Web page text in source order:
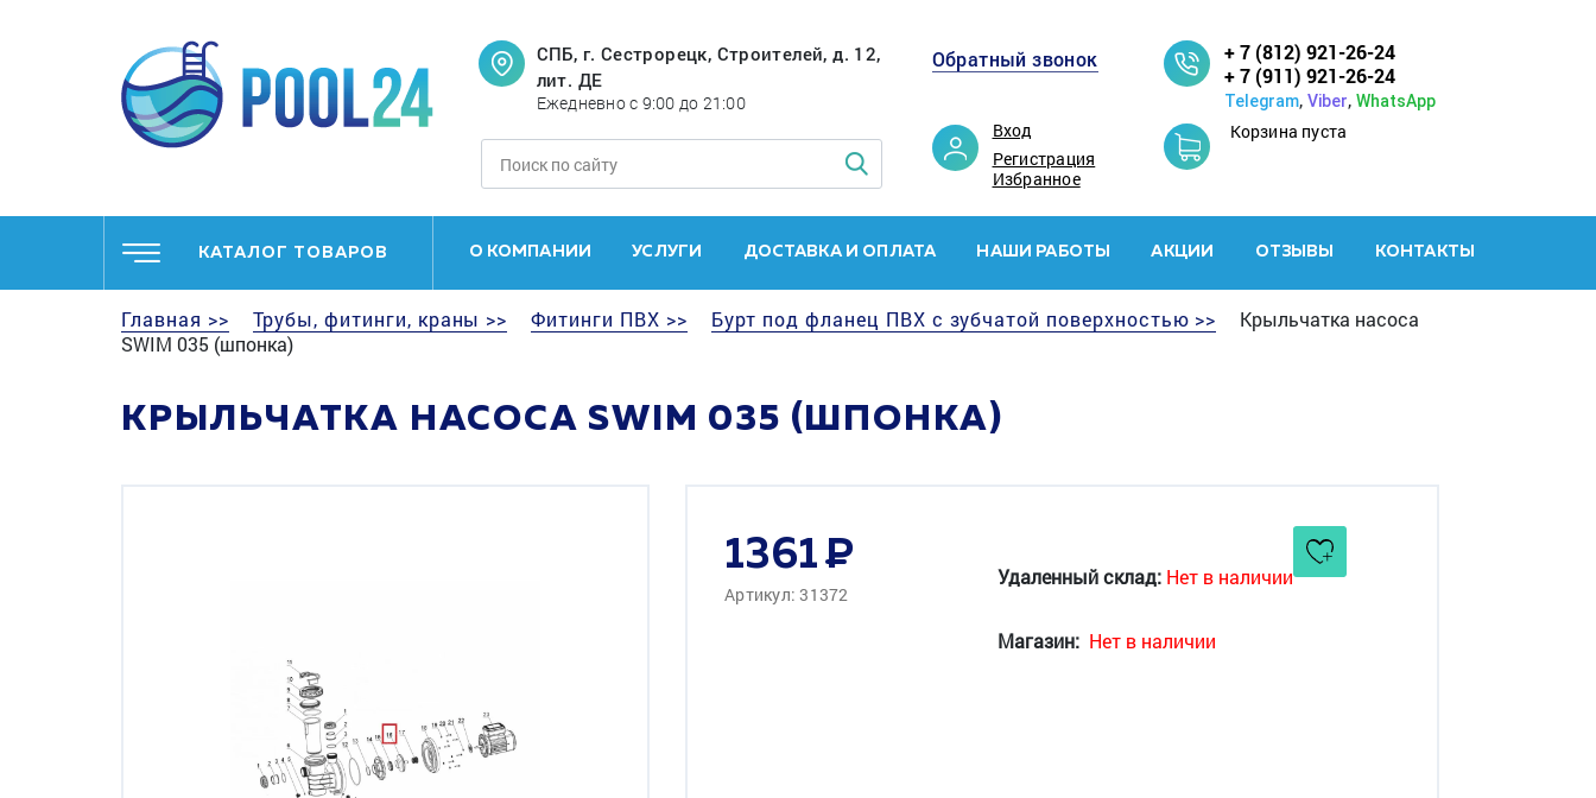
СПБ, г. Сестрорецк, Строителей, д. 12,
лит. ДЕ
Ежедневно с 9:00 до 21:00
Обратный звонок
Вход
Регистрация
Избранное
+ 7 (812) 921-26-24
+ 7 (911) 921-26-24
Telegram, Viber, WhatsApp
Корзина пуста
КАТАЛОГ ТОВАРОВ О КОМПАНИИ УСЛУГИ ДОСТАВКА И ОПЛАТА НАШИ РАБОТЫ АКЦИИ ОТЗЫВЫ КОНТАКТЫ
Главная >> Трубы, фитинги, краны >> Фитинги ПВХ >> Бурт под фланец ПВХ с зубчатой поверхностью >>
Крыльчатка насоса
SWIM 035 (шпонка)
КРЫЛЬЧАТКА НАСОСА SWIM 035 (ШПОНКА)
1361
Артикул: 31372
Удаленный склад: Нет в наличии
Магазин: Нет в наличии